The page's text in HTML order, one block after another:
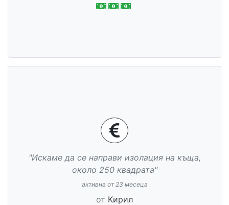
"Искаме да се направи изолация на къща,
около 250 квадрата"
активна от 23 месеца
от Кирил